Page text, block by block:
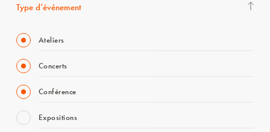
Type d’événement
Ateliers
Concerts
Conférence
Expositions